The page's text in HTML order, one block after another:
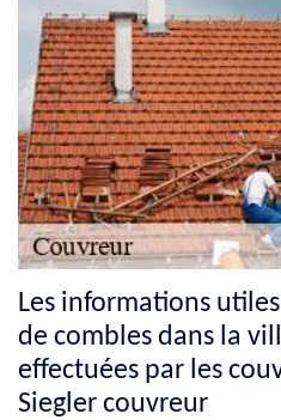
Les informations
de combles dans la
effectuées par les
Siegler couvreur